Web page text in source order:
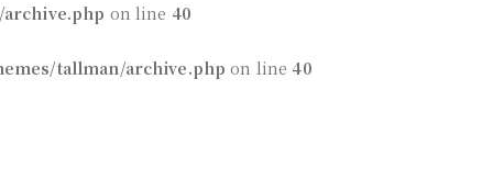
on line 40
tallman/archive.php on line 40